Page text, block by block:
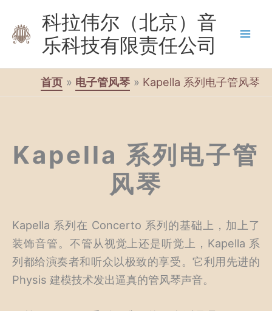
科拉伟尔（北京）音
乐科技有限责任公司
首页 电子管风琴 Kapella 系列电子管风琴
Kapella 系列电子管
风琴
Kapella 系列在 Concerto 系列的基础上，加上了
装饰音管。不管从视觉上还是听觉上，Kapella 系
列都给演奏者和听众以极致的享受。它利用先进的
Physis 建模技术发出逼真的管风琴声音。